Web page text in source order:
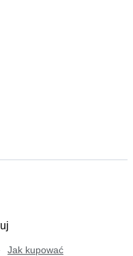
Jak kupować